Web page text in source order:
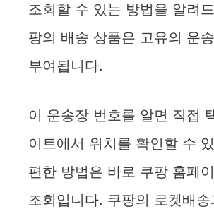
조회할 수 있는 방법을 알려
팡의 배송 상품은 고유의 운
부여됩니다.
이 운송장 번호를 알면 직접
이트에서 위치를 확인할 수
편한 방법은 바로 쿠팡 홈페
조회입니다. 쿠팡의 로켓배